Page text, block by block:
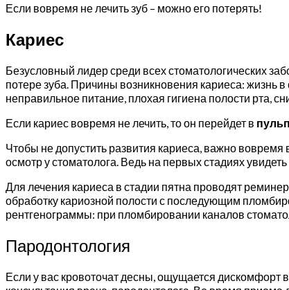
Если вовремя не лечить зуб – можно его потерять!
Кариес
Безусловный лидер среди всех стоматологических
потере зуба. Причины возникновения кариеса: жизнь
неправильное питание, плохая гигиена полости рта,
Если кариес вовремя не лечить, то он перейдет в
Чтобы не допустить развития кариеса, важно
осмотр у стоматолога. Ведь на первых стадиях
Для лечения кариеса в стадии пятна проводят
обработку кариозной полости с последующим
рентгенограммы: при пломбировании каналов
Пародонтология
Если у вас кровоточат десны, ощущается дискомфорт